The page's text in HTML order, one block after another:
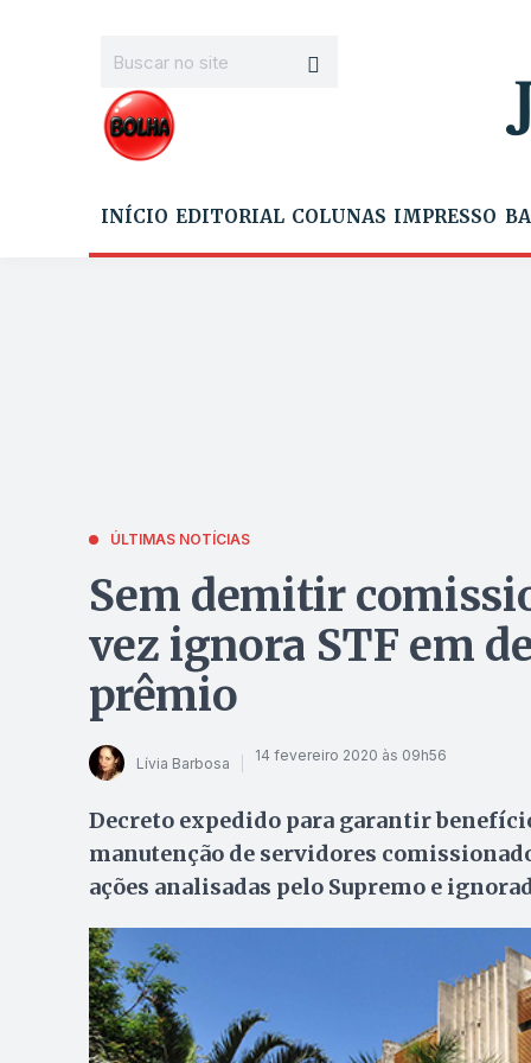
INÍCIO EDITORIAL COLUNAS IMPRESSO
ÚLTIMAS NOTÍCIAS
Sem demitir
vez ignora STF em
prêmio
Lívia Barbosa 14 fevereiro 2020 às 09h56
Decreto expedido para garantir
manutenção de servidores
ações analisadas pelo Supremo e